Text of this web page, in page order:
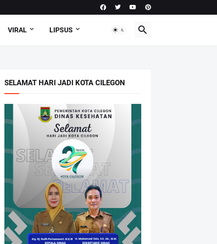
VIRAL LIPSUS
SELAMAT HARI JADI KOTA CILEGON